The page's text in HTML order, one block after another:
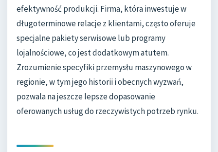
efektywność produkcji. Firma, która inwestuje w
długoterminowe relacje z klientami, często oferuje
specjalne pakiety serwisowe lub programy
lojalnościowe, co jest dodatkowym atutem.
Zrozumienie specyfiki przemysłu maszynowego w
regionie, w tym jego historii i obecnych wyzwań,
pozwala na jeszcze lepsze dopasowanie
oferowanych usług do rzeczywistych potrzeb rynku.